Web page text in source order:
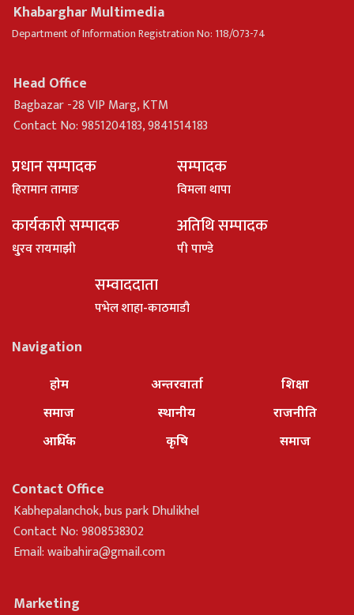
Khabarghar Multimedia
Department of Information Registration No: 118/073-74
Head Office
Bagbazar -28 VIP Marg, KTM
Contact No: 9851204183, 9841514183
प्रधान सम्पादक
हिरामान तामाङ
सम्पादक
विमला थापा
कार्यकारी सम्पादक
धु्रव रायमाझी
अतिथि सम्पादक
पी पाण्डे
सम्वाददाता
पभेल शाहा-काठमाडौ
Navigation
होम
समाज
आर्थिक
अन्तरवार्ता
स्थानीय
कृषि
शिक्षा
राजनीति
समाज
Contact Office
Kabhepalanchok, bus park Dhulikhel
Contact No: 9808538302
Email:waibahira@gmail.com
Marketing